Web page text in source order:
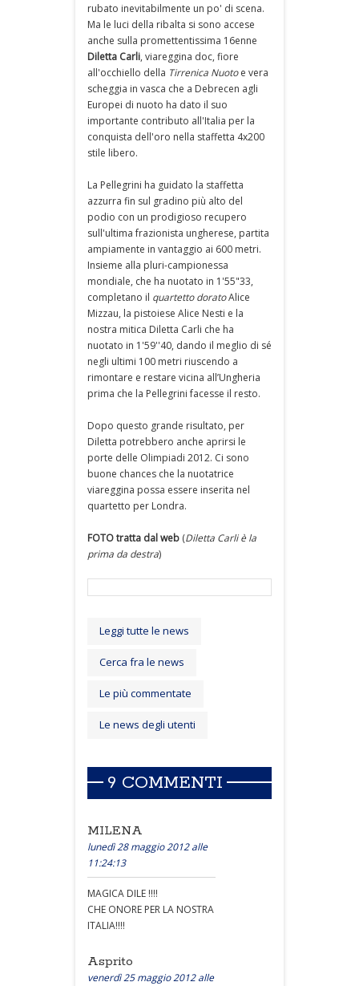
rubato inevitabilmente un po' di scena.
Ma le luci della ribalta si sono accese
anche sulla promettentissima 16enne
Diletta Carli, viareggina doc, fiore
all'occhiello della Tirrenica Nuotoe vera
scheggia in vasca che a Debrecen agli
Europei di nuoto ha dato il suo
importante contributo all'Italia per la
conquista dell'oro nella staffetta 4x200
stile libero.
La Pellegrini ha guidato la staffetta
azzurra fin sul gradino più alto del
podio con un prodigioso recupero
sull'ultima frazionista ungherese, partita
ampiamente in vantaggio ai 600 metri.
Insieme alla pluri-campionessa
mondiale, che ha nuotato in 1'55"33,
completano il quartetto doratoAlice
Mizzau, la pistoiese Alice Nesti e la
nostra mitica Diletta Carli che ha
nuotato in 1'59''40, dando il meglio di sé
negli ultimi 100 metri riuscendo a
rimontare e restare vicina all’Ungheria
prima che la Pellegrini facesse il resto.
Dopo questo grande risultato, per
Diletta potrebbero anche aprirsi le
porte delle Olimpiadi 2012. Ci sono
buone chances che la nuotatrice
viareggina possa essere inserita nel
quartetto per Londra.
FOTO tratta dal web (Diletta Carli è la
prima da destra)
Leggi tutte le news
Cerca fra le news
Le più commentate
Le news degli utenti
9 COMMENTI
MILENA
lunedì 28 maggio 2012 alle
11:24:13
MAGICA DILE !!!!
CHE ONORE PER LA NOSTRA
ITALIA!!!!
Asprito
venerdì 25 maggio 2012 alle